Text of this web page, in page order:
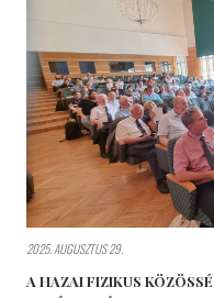
2025. AUGUSZTUS 29.
A HAZAI FIZIKUS